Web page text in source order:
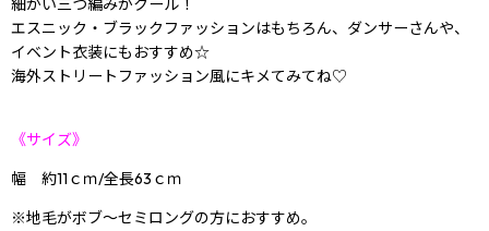
細かい三つ編みがクール！
エスニック・ブラックファッションはもちろん、ダンサーさんや、
イベント衣装にもおすすめ☆
海外ストリートファッション風にキメてみてね♡
《サイズ》
幅 約11ｃｍ/全長63ｃｍ
※地毛がボブ〜セミロングの方におすすめ。